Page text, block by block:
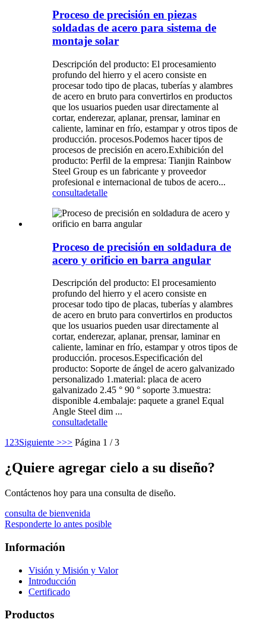
Proceso de precisión en piezas
soldadas de acero para sistema de
montaje solar
Descripción del producto: El procesamiento
profundo del hierro y el acero consiste en
procesar todo tipo de placas, tuberías y alambres
de acero en bruto para convertirlos en productos
que los usuarios pueden usar directamente al
cortar, enderezar, aplanar, prensar, laminar en
caliente, laminar en frío, estampar y otros tipos de
producción. procesos.Podemos hacer tipos de
procesos de precisión en acero.Exhibición del
producto: Perfil de la empresa: Tianjin Rainbow
Steel Group es un fabricante y proveedor
profesional e internacional de tubos de acero...
consultadetalle
Proceso de precisión en soldadura de
acero y orificio en barra angular
Descripción del producto: El procesamiento
profundo del hierro y el acero consiste en
procesar todo tipo de placas, tuberías y alambres
de acero en bruto para convertirlos en productos
que los usuarios pueden usar directamente al
cortar, enderezar, aplanar, prensar, laminar en
caliente, laminar en frío, estampar y otros tipos de
producción. procesos.Especificación del
producto: Soporte de ángel de acero galvanizado
personalizado 1.material: placa de acero
galvanizado 2.45 ° 90 ° soporte 3.muestra:
disponible 4.embalaje: paquete a granel Equal
Angle Steel dim ...
consultadetalle
1 23Siguiente >>> Página 1 / 3
¿Quiere agregar cielo a su diseño?
Contáctenos hoy para una consulta de diseño.
consulta de bienvenida
Responderte lo antes posible
Información
Visión y Misión y Valor
Introducción
Certificado
Productos